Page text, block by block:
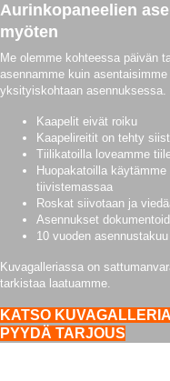
Aurinkopaneelien
myöten
Me olemme kohteessa päivän
asennamme kuin
yksityiskohtaan asennuksessa.
Kaapelit eivät roiku
Kaapelireitit on tehty
Tiilikatoilla loveamme
Huopakatoilla
tiivistemassaa
Roskat siivotaan ja
Asennukset
10 vuoden asennustakuu
Kuvagalleriassa on
tarkistaa laatuamme.
KATSO
PYYDÄ TARJOUS